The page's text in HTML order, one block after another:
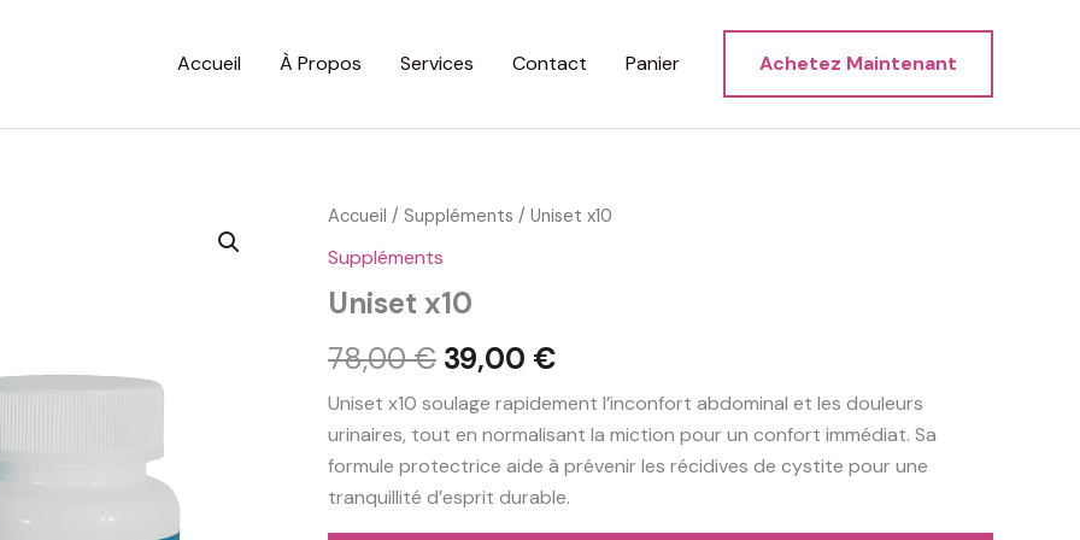
Accueil À Propos Services Contact Panier Achetez Maintenant
Accueil / Suppléments / Uniset x10
Suppléments
Uniset x10
78,00€ Le
prix
initial
était :
39,00 €
prix
actuel
est :
Uniset x10 soulage rapidement l’inconfort abdominal et les douleurs
urinaires, tout en normalisant la miction pour un confort immédiat. Sa
formule protectrice aide à prévenir les récidives de cystite pour une
tranquillité d’esprit durable.